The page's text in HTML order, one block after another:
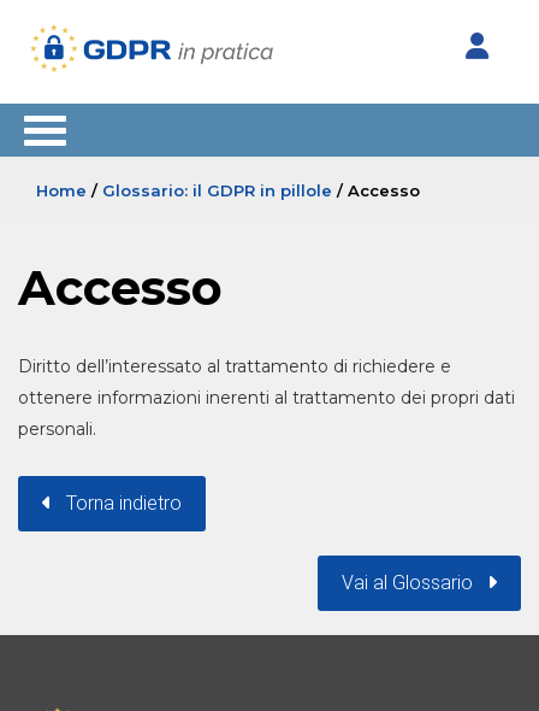
Home / Glossario: il GDPR in pillole / Accesso
Accesso
Diritto dell’interessato al trattamento di richiedere e
ottenere informazioni inerenti al trattamento dei propri dati
personali.
Torna indietro
Vai al Glossario